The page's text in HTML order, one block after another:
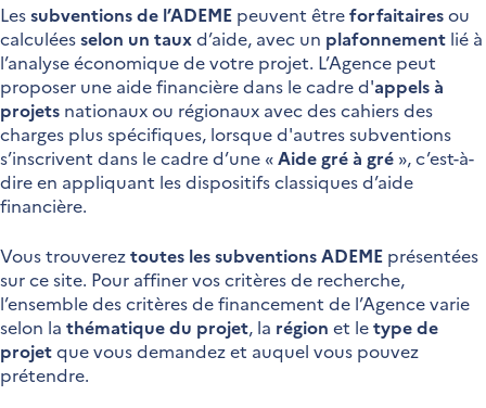
Lessubventions de l’ADEME peuvent êtreforfaitairesou
calculéesselon un tauxd’aide, avec un plafonnement lié à
l’analyse économique de votre projet. L’Agence peut
proposer une aide financière dans le cadre d'appels à
projets nationaux ou régionaux avec des cahiers des
charges plus spécifiques, lorsque d'autres subventions
s’inscrivent dans le cadre d’une «Aide gré à gré », c’est-à-
dire en appliquant les dispositifs classiques d’aide
financière.
Vous trouvereztoutes les subventions ADEME présentées
sur ce site. Pour affiner vos critères de recherche,
l’ensemble des critères de financement de l’Agence varie
selon la thématique du projet, la région et letype de
projetque vous demandez et auquel vous pouvez
prétendre.